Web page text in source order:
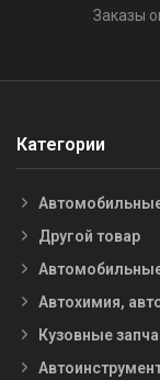
Заказы
Категории
Другой товар
Автохимия,
Кузовные